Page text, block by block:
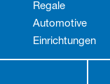
Regale
Automotive
Einrichtungen